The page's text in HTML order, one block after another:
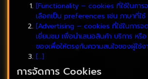
[Functionality – cookies ที่ใช้ในการ
เลือกเป็น preferences เช่น ภาษาที่ใ
[Advertising – cookies ที่ใช้ในการจ
เยี่ยมชม เพื่อนำเสนอสินค้า บริการ หรื
ของเพื่อให้ตรงกับความสนใจของผู้ใช้ง
[…]
การจัดการ Cookies